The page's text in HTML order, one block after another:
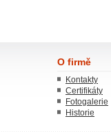
O firmě
Kontakty
Certifikáty
Fotogalerie
Historie